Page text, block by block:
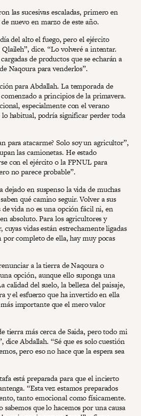
las sucesivas escaladas, primero en
nuevo en marzo de este año.
del alto el fuego, pero el ejército
dice. “Lo volveré a intentar.
de productos que se echarán a
Naqoura para venderlos”.
para Abdallah. La temporada de
a principios de la primavera.
especialmente con el verano
lo habitual, podría significar perder toda
para atacarme? Solo soy un agricultor”,
las camionetas. He estado
con el ejército o la FPNUL para
no parece probable”.
en suspenso la vida de muchas
qué camino seguir. Volver a sus
de vida no es una opción fácil ni, en
absoluto. Para los agricultores y
vidas están estrechamente ligadas
completo de ella, hay muy pocas
a la tierra de Naqoura o
opción, aunque ello suponga una
calidad del suelo, la belleza del paisaje,
y el esfuerzo que ha invertido en ella
importante que el mero valor
tierra más cerca de Saida, pero todo mi
dice Abdallah. “Sé que es solo cuestión
pero eso no hace que la espera sea
está preparada para que el incierto
“Esta vez estamos preparados
tanto emocional como físicamente.
sabemos que lo hacemos por una causa